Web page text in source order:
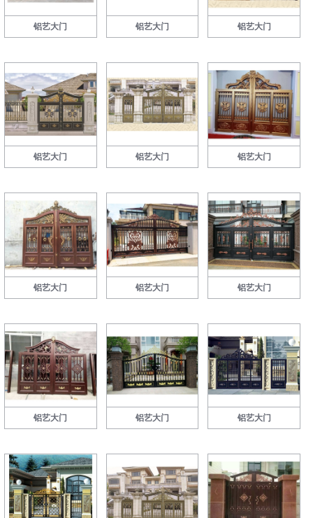
铝艺大门 铝艺大门 铝艺大门
铝艺大门 铝艺大门 铝艺大门
铝艺大门 铝艺大门 铝艺大门
铝艺大门 铝艺大门 铝艺大门